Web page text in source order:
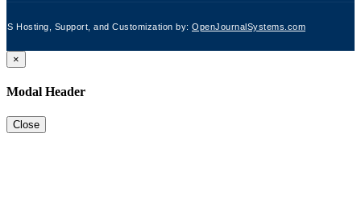
Hosting, Support, and Customization by: OpenJournalSystems.com
×
Modal Header
Close